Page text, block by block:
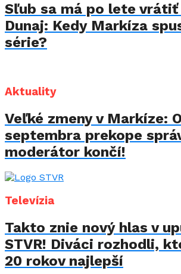
Sľub sa má po lete vrátiť
Dunaj: Kedy Markíza
série?
Aktuality
Veľké zmeny v Markíze:
septembra prekope
moderátor končí!
Televízia
Takto znie nový hlas v
STVR! Diváci rozhodli,
20 rokov najlepší